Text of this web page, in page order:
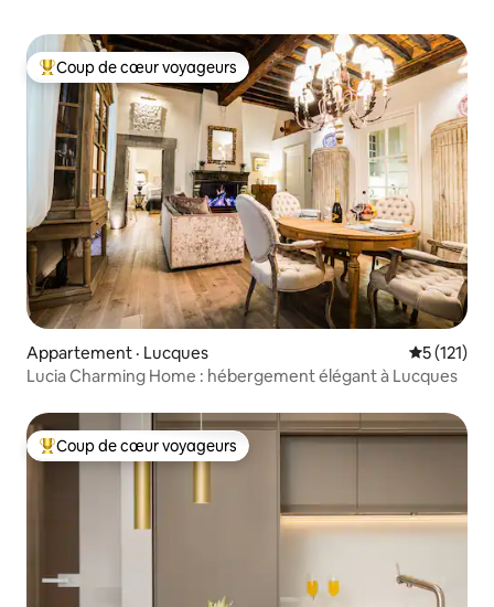
Coup de cœur voyageurs parmi les plus aimés
Coup de cœur voyageurs
Appartement · Lucques Note
5 (121)
Lucia Charming Home : hébergement élégant à Lucques
Coup de cœur voyageurs parmi les plus aimés
Coup de cœur voyageurs